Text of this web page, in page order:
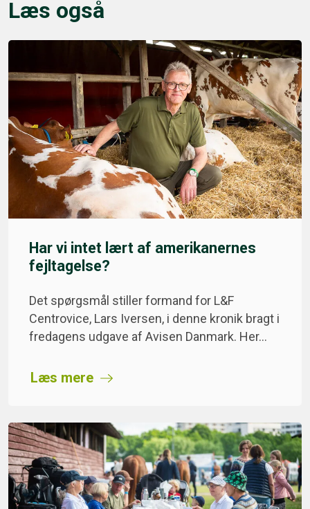
Læs også
Har vi intet lært af amerikanernes
fejltagelse?
Det spørgsmål stiller formand for L&F
Centrovice, Lars Iversen, i denne kronik bragt i
fredagens udgave af Avisen Danmark. Her…
Læs mere